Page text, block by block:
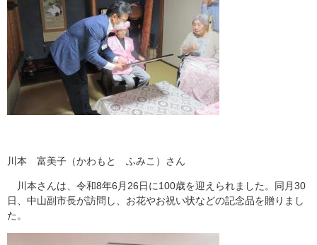
川本 富美子（かわもと ふみこ）さん
川本さんは、令和8年6月26日に100歳を迎えられました。同月30
日、中山副市長が訪問し、お花やお祝い状などの記念品を贈りまし
た。